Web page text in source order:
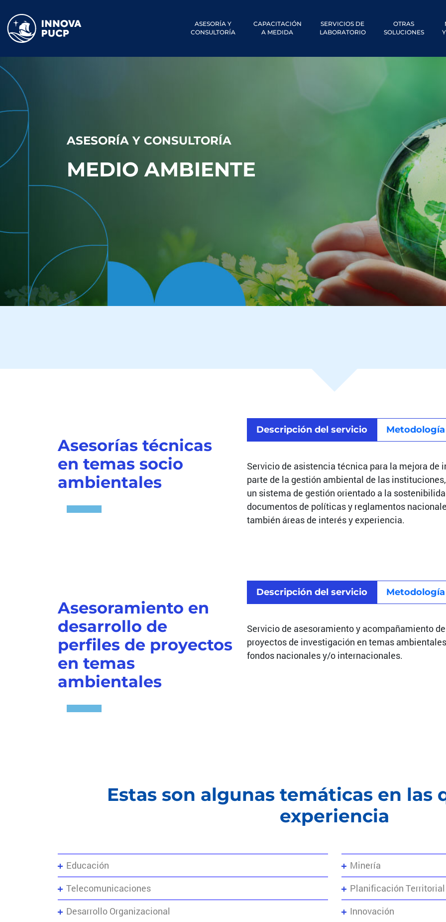
ASESORÍA Y
CONSULTORÍA
CAPACITACIÓN
A MEDIDA
SERVICIOS DE
LABORATORIO
OTRAS
SOLUCIONES
ASESORÍA Y CONSULTORÍA
MEDIO AMBIENTE
Asesorías técnicas
en temas socio
ambientales
Descripción del servicio Metodología
Servicio de asistencia técnica para la mejora de
parte de la gestión ambiental de las
un sistema de gestión orientado a la
documentos de políticas y reglamentos
también áreas de interés y experiencia.
Asesoramiento en
desarrollo de
perfiles de proyectos
en temas
ambientales
Descripción del servicio Metodología
Servicio de asesoramiento y acompañamiento
proyectos de investigación en temas
fondos nacionales y/o internacionales.
Estas son algunas temáticas en las
experiencia
Educación
Telecomunicaciones
Desarrollo Organizacional
Minería
Planificación Territorial
Innovación